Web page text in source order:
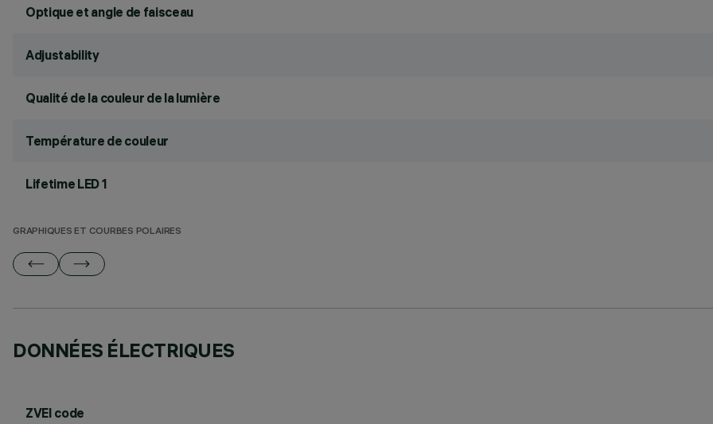
Optique et angle de faisceau
Adjustability
Qualité de la couleur de la lumière
Température de couleur
Lifetime LED 1
GRAPHIQUES ET COURBES POLAIRES
DONNÉES ÉLECTRIQUES
ZVEI code